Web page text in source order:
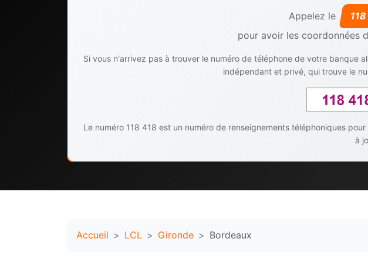
Appelez le
pour avoir les coordonnées
Si vous n'arrivez pas à trouver le numéro de téléphone de votre banque
indépendant et privé, qui trouve le
Le numéro 118 418 est un numéro de renseignements téléphoniques
à
Accueil LCL Gironde Bordeaux